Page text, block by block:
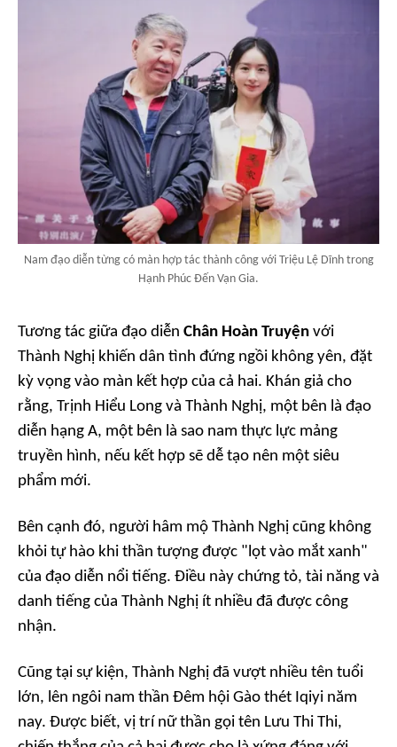
Nam đạo diễn từng có màn hợp tác thành công với Triệu Lệ Dĩnh trong
Hạnh Phúc Đến Vạn Gia.
Tương tác giữa đạo diễn Chân Hoàn Truyện với
Thành Nghị khiến dân tình đứng ngồi không yên, đặt
kỳ vọng vào màn kết hợp của cả hai. Khán giả cho
rằng, Trịnh Hiểu Long và Thành Nghị, một bên là đạo
diễn hạng A, một bên là sao nam thực lực mảng
truyền hình, nếu kết hợp sẽ dễ tạo nên một siêu
phẩm mới.
Bên cạnh đó, người hâm mộ Thành Nghị cũng không
khỏi tự hào khi thần tượng được "lọt vào mắt xanh"
của đạo diễn nổi tiếng. Điều này chứng tỏ, tài năng và
danh tiếng của Thành Nghị ít nhiều đã được công
nhận.
Cũng tại sự kiện, Thành Nghị đã vượt nhiều tên tuổi
lớn, lên ngôi nam thần Đêm hội Gào thét Iqiyi năm
nay. Được biết, vị trí nữ thần gọi tên Lưu Thi Thi,